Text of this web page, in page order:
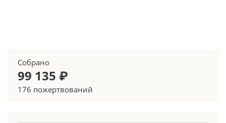
Собрано
99 135 ₽
176 пожертвований